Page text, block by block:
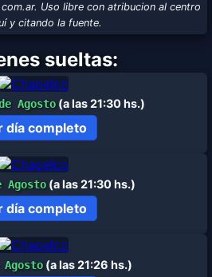
Uso libre con atribucion al centro
y citando la fuente.
sueltas:
Agosto (a las 21:30 hs.)
día completo
Agosto (a las 21:30 hs.)
día completo
Agosto (a las 21:26 hs.)